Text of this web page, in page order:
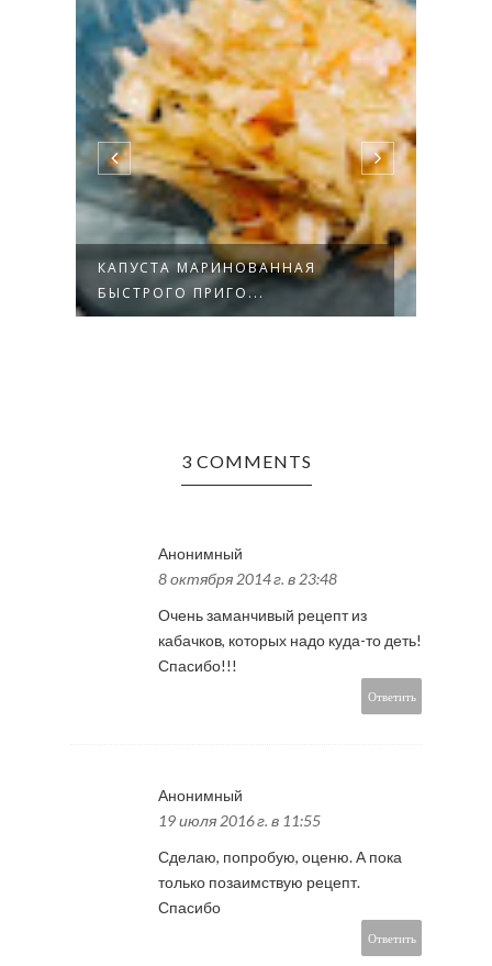
КАПУСТА МАРИНОВАННАЯ
БЫСТРОГО ПРИГО...
3 COMMENTS
Анонимный
8 октября 2014 г. в 23:48
Очень заманчивый рецепт из
кабачков, которых надо куда-то деть!
Спасибо!!!
Ответить
Анонимный
19 июля 2016 г. в 11:55
Сделаю, попробую, оценю. А пока
только позаимствую рецепт.
Спасибо
Ответить